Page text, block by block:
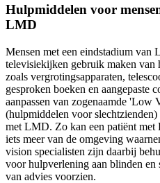
Hulpmiddelen voor
LMD
Mensen met een eindstadium van
televisiekijken gebruik maken van
zoals vergrotingsapparaten,
gesproken boeken en aangepaste
aanpassen van zogenaamde 'Low
(hulpmiddelen voor
met LMD. Zo kan een patiënt met
iets meer van de omgeving
vision specialisten zijn daarbij
voor hulpverlening aan blinden
van advies voorzien.